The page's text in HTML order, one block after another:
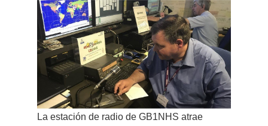
La estación de radio de GB1NHS atrae